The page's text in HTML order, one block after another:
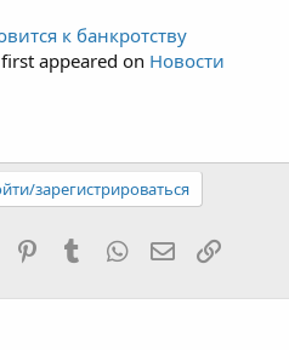
к банкротству
first appeared on Новости
зарегистрироваться
PinterestTumblr WhatsApp Ссылка